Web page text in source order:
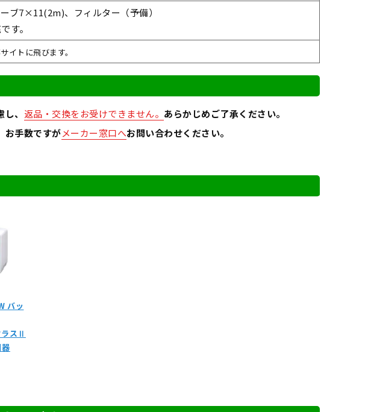
ブ7×11(2m)、フィルター（予備）
す。
イトに飛びます。
、 返品・交換をお受けできません。 あらかじめご了承ください。
お手数ですがメーカー窓口へお問い合わせください。
バッ
スⅡ